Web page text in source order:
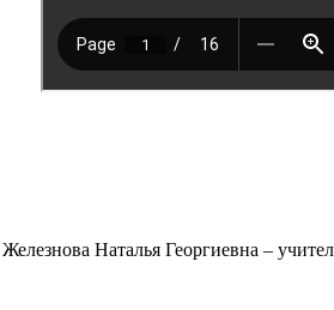
Наталья Георгиевна –